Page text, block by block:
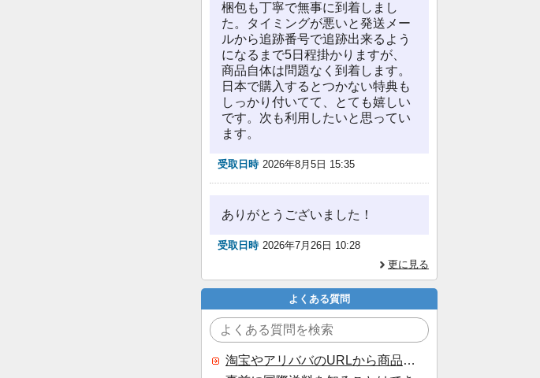
梱包も丁寧で無事に到着しまし
た。タイミングが悪いと発送メー
ルから追跡番号で追跡出来るよう
になるまで5日程掛かりますが、
商品自体は問題なく到着します。
日本で購入するとつかない特典も
しっかり付いてて、とても嬉しい
です。次も利用したいと思ってい
ます。
受取日時 2026年8月5日 15:35
ありがとうございました！
受取日時 2026年7月26日 10:28
更に見る
よくある質問
淘宝やアリババのURLから商品を探すことはできますか？